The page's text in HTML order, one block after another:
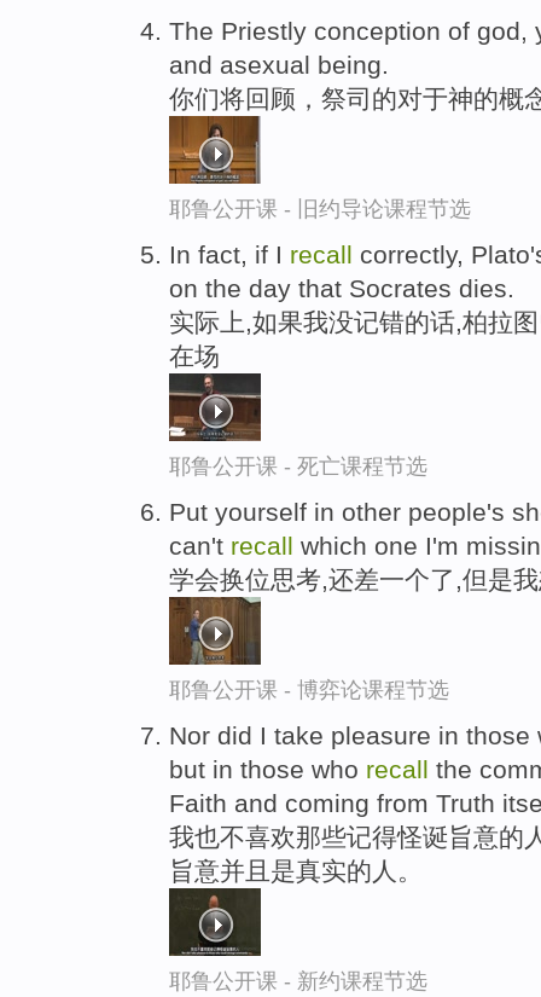
The Priestly conception of god,
and asexual being.
你们将回顾，祭司的对于神的概
耶鲁公开课 - 旧约导论课程节选
In fact, if I recall correctly,
on the day that Socrates dies.
实际上,如果我没记错的话,柏拉
在场
耶鲁公开课 - 死亡课程节选
Put yourself in other people's
can't recall which one I'm
学会换位思考,还差一个了,但是
耶鲁公开课 - 博弈论课程节选
Nor did I take pleasure in
but in those who recall the
Faith and coming from Truth
我也不喜欢那些记得怪诞旨意的
旨意并且是真实的人。
耶鲁公开课 - 新约课程节选